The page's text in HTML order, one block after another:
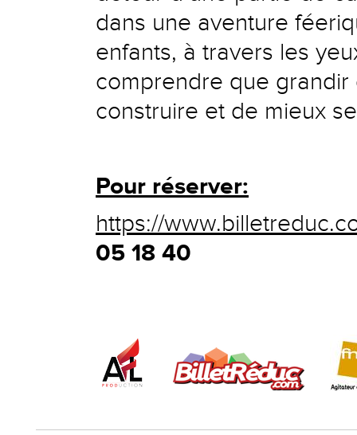
dans une aventure
enfants, à travers les
comprendre que grandir
construire et de mieux
Pour réserver:
https://
05 18 40